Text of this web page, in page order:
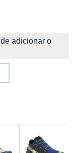
adicionar o